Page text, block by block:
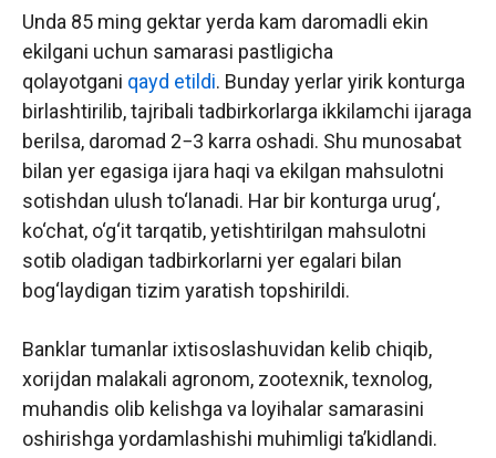
Unda 85 ming gektar yerda kam daromadli ekin
ekilgani uchun samarasi pastligicha
qolayotgani qayd etildi. Bunday yerlar yirik konturga
birlashtirilib, tajribali tadbirkorlarga ikkilamchi ijaraga
berilsa, daromad 2−3 karra oshadi. Shu munosabat
bilan yer egasiga ijara haqi va ekilgan mahsulotni
sotishdan ulush to‘lanadi. Har bir konturga urug‘,
ko‘chat, o‘g‘it tarqatib, yetishtirilgan mahsulotni
sotib oladigan tadbirkorlarni yer egalari bilan
bog‘laydigan tizim yaratish topshirildi.
Banklar tumanlar ixtisoslashuvidan kelib chiqib,
xorijdan malakali agronom, zootexnik, texnolog,
muhandis olib kelishga va loyihalar samarasini
oshirishga yordamlashishi muhimligi ta’kidlandi.